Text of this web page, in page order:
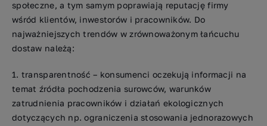
społeczne, a tym samym poprawiają reputację firmy
wśród klientów, inwestorów i pracowników. Do
najważniejszych trendów w zrównoważonym łańcuchu
dostaw należą:
transparentność – konsumenci oczekują informacji na
temat źródła pochodzenia surowców, warunków
zatrudnienia pracowników i działań ekologicznych
dotyczących np. ograniczenia stosowania jednorazowych